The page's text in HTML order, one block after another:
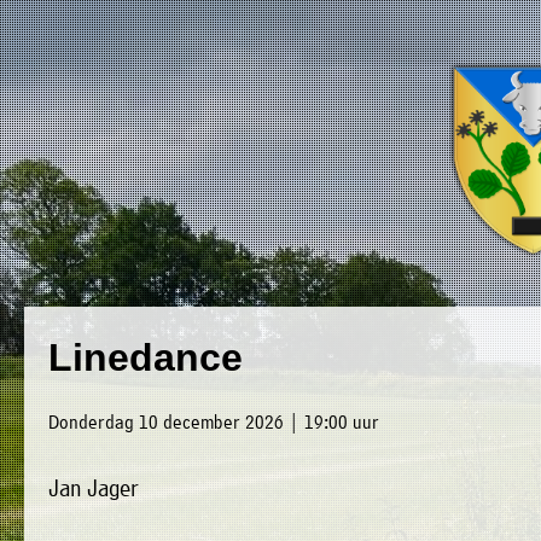
Linedance
Donderdag 10 december 2026 | 19:00 uur
Jan Jager
»
Nieuws
Luxwoude.net
website@luxwoude.net
Plaatselijk
dit
moment